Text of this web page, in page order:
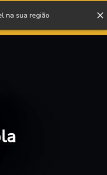
na sua região